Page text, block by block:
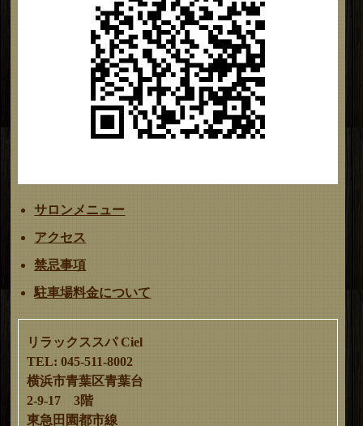
サロンメニュー
アクセス
禁忌事項
駐車場料金について
リラックススパ Ciel
TEL: 045-511-8002
横浜市青葉区青葉台
2-9-17 3階
東急田園都市線